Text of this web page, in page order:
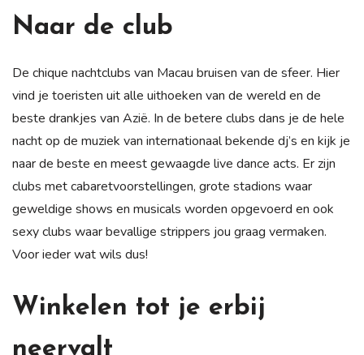
Naar de club
De chique nachtclubs van Macau bruisen van de sfeer. Hier
vind je toeristen uit alle uithoeken van de wereld en de
beste drankjes van Azië. In de betere clubs dans je de hele
nacht op de muziek van internationaal bekende dj’s en kijk je
naar de beste en meest gewaagde live dance acts. Er zijn
clubs met cabaretvoorstellingen, grote stadions waar
geweldige shows en musicals worden opgevoerd en ook
sexy clubs waar bevallige strippers jou graag vermaken.
Voor ieder wat wils dus!
Winkelen tot je erbij
neervalt